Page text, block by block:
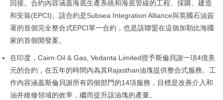
回接。合約內容涵蓋海底生產系統和海底管線的工程、採購、建造
和安裝(EPCI)。該合約是Subsea Integration Alliance與英國石油簽
署的首個完全整合式EPCI單一合約，也是該聯盟在這個加勒比海國
家的首個開發案。
在印度，Cairn Oil & Gas, Vedanta Limited授予斯倫貝謝一項4億美
元的合約，在五年的時間內為其Rajasthan油塊提供整合式服務。工
作內容涵蓋斯倫貝謝所有四個部門的14項服務，目標是改善介入和
油井維修領域的效率，繼而提升該油塊的產量。